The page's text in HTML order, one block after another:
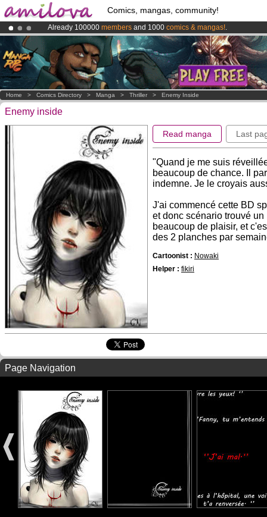
Comics, mangas, community!
Already 100000 members and 1000 comics & mangas!.
Premium membership from3.95 eurosper month !Get membership
AmilovaKickstarter is now LIVE!.
Home > Comics Directory > Manga > Thriller > Enemy Inside
Enemy inside
Read manga Last
"Quand je me suis
beaucoup de chance. Il
indemne. Je le croyais
J'ai commencé cette BD
et donc scénario trouvé
beaucoup de plaisir, et
des 2 planches par
Cartoonist : Nowaki
Helper : fikiri
Page Navigation